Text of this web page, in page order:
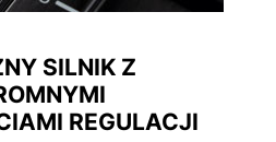
SILNIK Z
REGULACJI